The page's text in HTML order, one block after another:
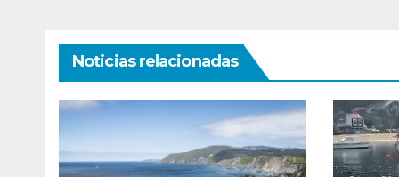
Noticias relacionadas